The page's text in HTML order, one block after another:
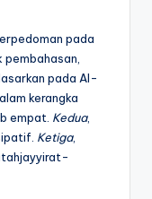
pada
pada Al-
kerangka
empat. Kedua,
Ketiga,